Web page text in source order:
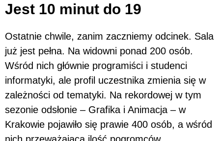
Jest 10 minut do 19
Ostatnie chwile, zanim zaczniemy odcinek. Sala
już jest pełna. Na widowni ponad 200 osób.
Wśród nich głównie programiści i studenci
informatyki, ale profil uczestnika zmienia się w
zależności od tematyki. Na rekordowej w tym
sezonie odsłonie – Grafika i Animacja – w
Krakowie pojawiło się prawie 400 osób, a wśród